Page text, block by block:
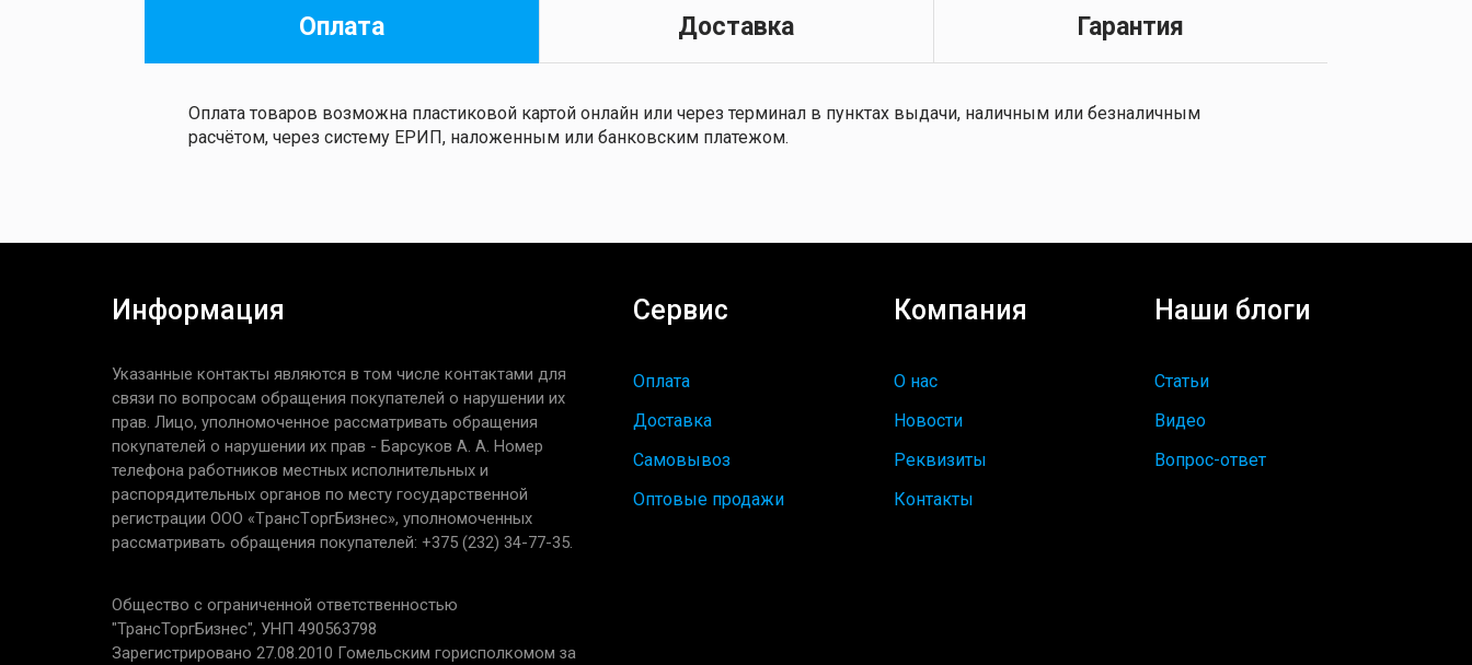
Оплата Доставка Гарантия
Оплата товаров возможна пластиковой картой онлайн или через терминал в пунктах выдачи, наличным или безналичным
расчётом, через систему ЕРИП, наложенным или банковским платежом.
Информация
Указанные контакты являются в том числе контактами для
связи по вопросам обращения покупателей о нарушении их
прав. Лицо, уполномоченное рассматривать обращения
покупателей о нарушении их прав - Барсуков А. А. Номер
телефона работников местных исполнительных и
распорядительных органов по месту государственной
регистрации ООО «TрaнcТopгБизнec», уполномоченных
рассматривать обращения покупателей: +375 (232) 34-77-35.
Общество с ограниченной ответственностью
"ТрансТоргБизнес", УНП 490563798
Зарегистрировано 27.08.2010 Гомельским горисполкомом за
Сервис
Оплата
Доставка
Самовывоз
Оптовые продажи
Компания
О нас
Новости
Реквизиты
Контакты
Наши блоги
Статьи
Видео
Вопрос-ответ